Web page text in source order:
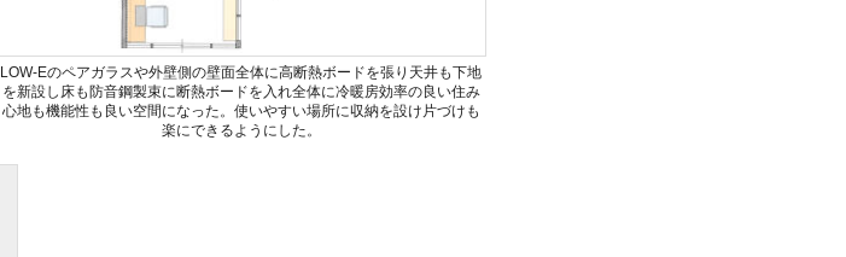
LOW-Eのペアガラスや外壁側の壁面全体に高断熱ボードを張り天井も下地
を新設し床も防音鋼製束に断熱ボードを入れ全体に冷暖房効率の良い住み
心地も機能性も良い空間になった。使いやすい場所に収納を設け片づけも
楽にできるようにした。